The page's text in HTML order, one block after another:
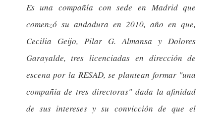
Es una compañía con sede en Madrid que
comenzó su andadura en 2010, año en que,
Cecilia Geijo, Pilar G. Almansa y Dolores
Garayalde, tres licenciadas en dirección de
escena por la RESAD, se plantean formar "una
compañía de tres directoras" dada la afinidad
de sus intereses y su convicción de que el